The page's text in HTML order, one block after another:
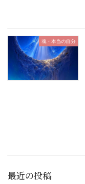
魂・本当の自分
最近の投稿